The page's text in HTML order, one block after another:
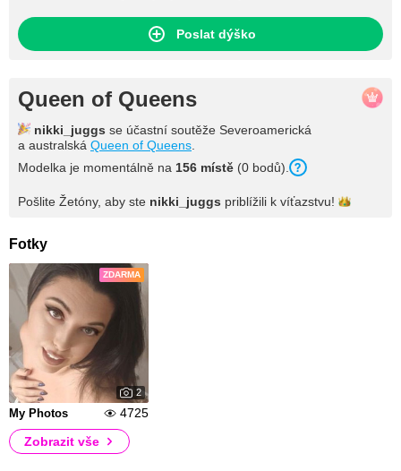
Poslat dýško
Queen of Queens
nikki_juggs se účastní soutěže Severoamerická
a australská Queen of Queens
Modelka je momentálně na 156 místě (0 bodů).
Pošlite Žetóny, aby ste nikki_juggs priblížili k víťazstvu!
Fotky
ZDARMA
2
My Photos
4725
Zobrazit vše